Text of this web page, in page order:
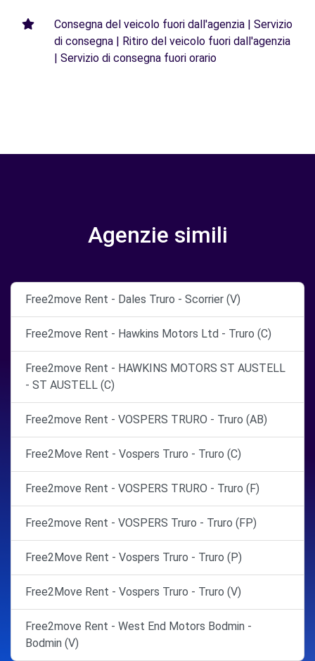
Consegna del veicolo fuori dall'agenzia | Servizio
di consegna | Ritiro del veicolo fuori dall'agenzia
| Servizio di consegna fuori orario
Agenzie simili
Free2move Rent - Dales Truro - Scorrier (V)
Free2move Rent - Hawkins Motors Ltd - Truro (C)
Free2move Rent - HAWKINS MOTORS ST AUSTELL
- ST AUSTELL (C)
Free2move Rent - VOSPERS TRURO - Truro (AB)
Free2Move Rent - Vospers Truro - Truro (C)
Free2move Rent - VOSPERS TRURO - Truro (F)
Free2move Rent - VOSPERS Truro - Truro (FP)
Free2Move Rent - Vospers Truro - Truro (P)
Free2Move Rent - Vospers Truro - Truro (V)
Free2move Rent - West End Motors Bodmin -
Bodmin (V)